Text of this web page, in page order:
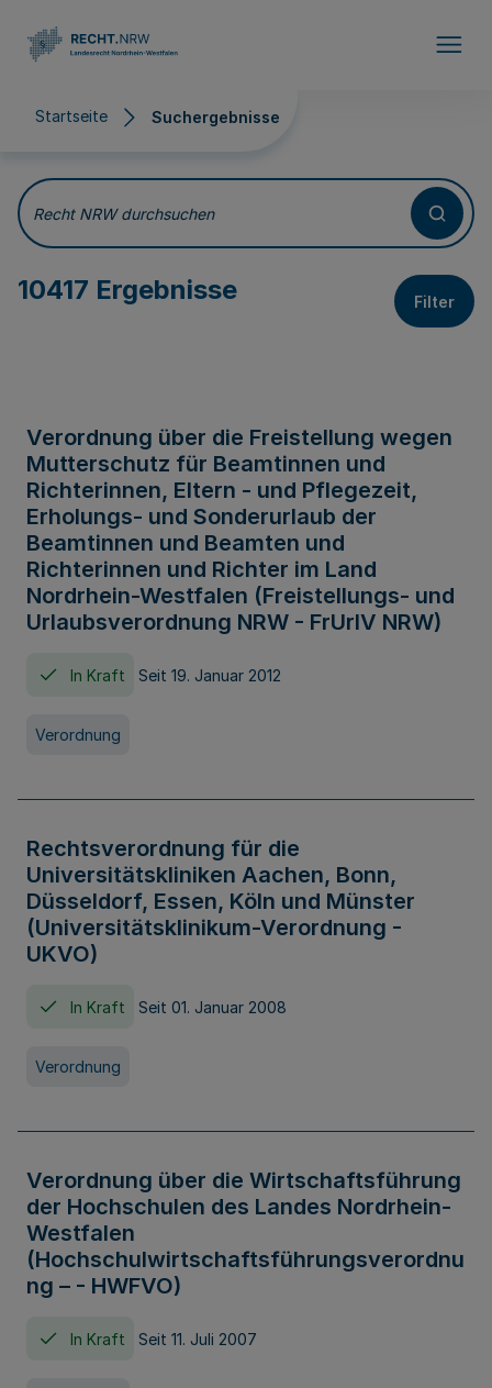
Startseite Suchergebnisse
Suchergebnisse
Recht NRW durchsuchen
10417 Ergebnisse Filter
Verordnung über die Freistellung wegen
Mutterschutz für Beamtinnen und
Richterinnen, Eltern - und Pflegezeit,
Erholungs- und Sonderurlaub der
Beamtinnen und Beamten und
Richterinnen und Richter im Land
Nordrhein-Westfalen (Freistellungs- und
Urlaubsverordnung NRW - FrUrlV NRW)
In Kraft Seit 19. Januar 2012
Verordnung
Rechtsverordnung für die
Universitätskliniken Aachen, Bonn,
Düsseldorf, Essen, Köln und Münster
(Universitätsklinikum-Verordnung -
UKVO)
In Kraft Seit 01. Januar 2008
Verordnung
Verordnung über die Wirtschaftsführung
der Hochschulen des Landes Nordrhein-
Westfalen
(Hochschulwirtschaftsführungsverordnu
ng – - HWFVO)
In Kraft Seit 11. Juli 2007